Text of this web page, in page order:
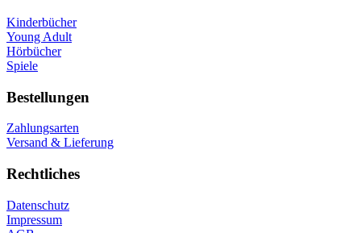
Kinderbücher
Young Adult
Hörbücher
Spiele
Bestellungen
Zahlungsarten
Versand & Lieferung
Rechtliches
Datenschutz
Impressum